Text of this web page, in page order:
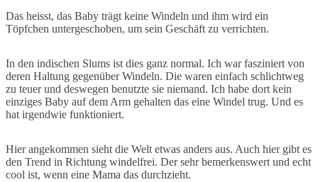
Das heisst, das Baby trägt keine Windeln und ihm wird ein
Töpfchen untergeschoben, um sein Geschäft zu verrichten.
In den indischen Slums ist dies ganz normal. Ich war fasziniert von
deren Haltung gegenüber Windeln. Die waren einfach schlichtweg
zu teuer und deswegen benutzte sie niemand. Ich habe dort kein
einziges Baby auf dem Arm gehalten das eine Windel trug. Und es
hat irgendwie funktioniert.
Hier angekommen sieht die Welt etwas anders aus. Auch hier gibt es
den Trend in Richtung windelfrei. Der sehr bemerkenswert und echt
cool ist, wenn eine Mama das durchzieht.